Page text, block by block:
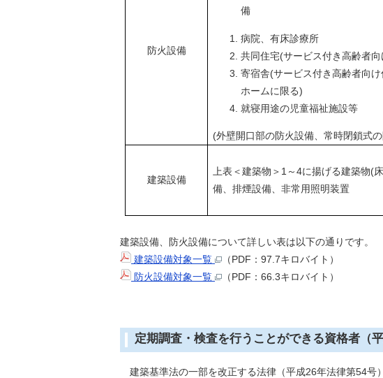
防火設備
備
病院、有床診療所
共同住宅(サービス付き高齢者
寄宿舎(サービス付き高齢者向
ホームに限る)
就寝用途の児童福祉施設等
(外壁開口部の防火設備、常時閉鎖式
建築設備
上表＜建築物＞1～4に揚げる建築物(
備、排煙設備、非常用照明装置
建築設備、防火設備について詳しい表は以下の通りです。
建築設備対象一覧
（PDF：97.7キロバイト）
防火設備対象一覧
（PDF：66.3キロバイト）
定期調査・検査を行うことができる資格者（
建築基準法の一部を改正する法律（平成26年法律第54号